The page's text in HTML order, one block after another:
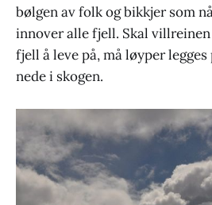
bølgen av folk og bikkjer som
innover alle fjell. Skal
fjell å leve på, må løyper legges
nede i skogen.